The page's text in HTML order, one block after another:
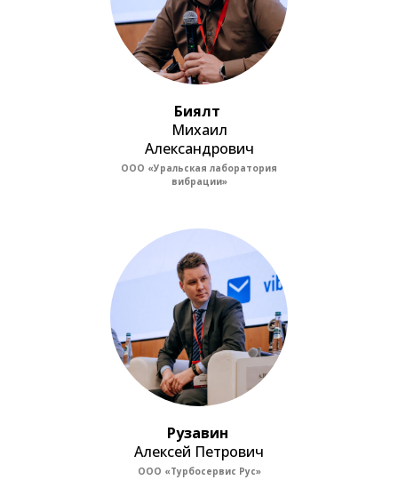
Биялт
Михаил
Александрович
ООО «Уральская лаборатория
вибрации»
Рузавин
Алексей Петрович
ООО «Турбосервис Рус»